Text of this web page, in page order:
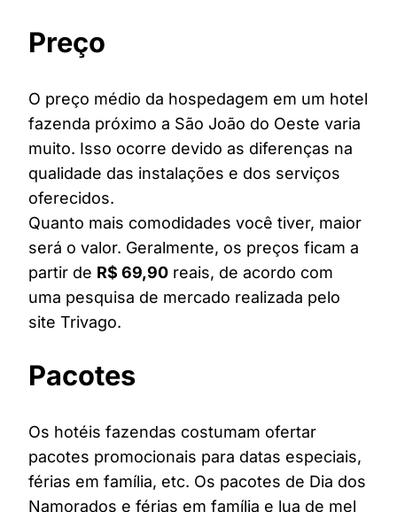
Preço
O preço médio da hospedagem em um hotel
fazenda próximo a São João do Oeste varia
muito. Isso ocorre devido as diferenças na
qualidade das instalações e dos serviços
oferecidos.
Quanto mais comodidades você tiver, maior
será o valor. Geralmente, os preços ficam a
partir de R$ 69,90 reais, de acordo com
uma pesquisa de mercado realizada pelo
site Trivago.
Pacotes
Os hotéis fazendas costumam ofertar
pacotes promocionais para datas especiais,
férias em família, etc. Os pacotes de Dia dos
Namorados e férias em família e lua de mel